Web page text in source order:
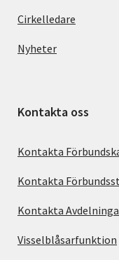
Cirkelledare
Nyheter
Kontakta oss
Kontakta
Kontakta
Kontakta
Visselblåsarfunktion